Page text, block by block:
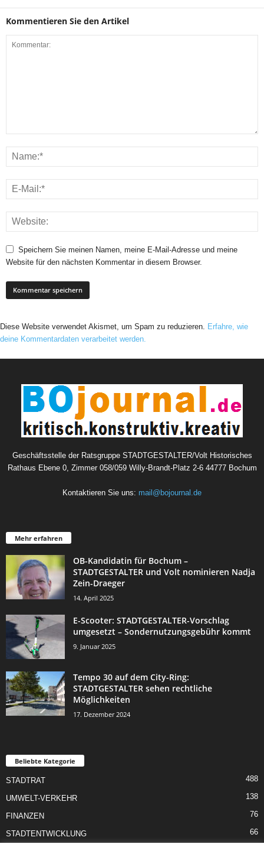
Kommentieren Sie den Artikel
Speichern Sie meinen Namen, meine E-Mail-Adresse und meine
Website für den nächsten Kommentar in diesem Browser.
Diese Website verwendet Akismet, um Spam zu reduzieren. Erfahre, wie
deine Kommentardaten verarbeitet werden.
Geschäftsstelle der Ratsgruppe STADTGESTALTER/Volt Historisches
Rathaus Ebene 0, Zimmer 058/059 Willy-Brandt-Platz 2-6 44777 Bochum
Kontaktieren Sie uns: mail@bojournal.de
Mehr erfahren
OB-Kandidatin für Bochum –
STADTGESTALTER und Volt nominieren Nadja
Zein-Draeger
14. April 2025
E-Scooter: STADTGESTALTER-Vorschlag
umgesetzt – Sondernutzungsgebühr kommt
9. Januar 2025
Tempo 30 auf dem City-Ring:
STADTGESTALTER sehen rechtliche
Möglichkeiten
17. Dezember 2024
Beliebte Kategorie
STADTRAT 488
UMWELT-VERKEHR 138
FINANZEN 76
STADTENTWICKLUNG 66